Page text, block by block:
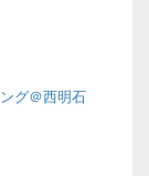
グ＠西明石